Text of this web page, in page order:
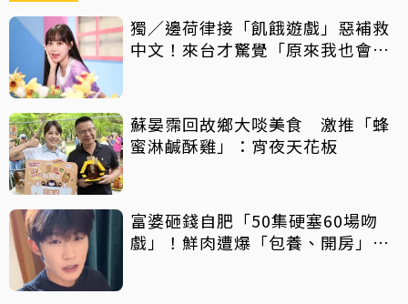
獨／邊荷律接「飢餓遊戲」惡補救
中文！來台才驚覺「原來我也會
蘇晏霈回故鄉大啖美食 激推「蜂
蜜淋鹹酥雞」：宵夜天花板
富婆砸錢自肥「50集硬塞60場吻
戲」！鮮肉遭爆「包養、開房」全